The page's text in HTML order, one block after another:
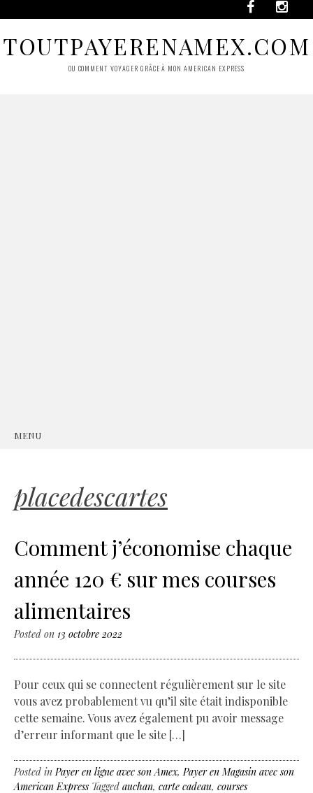
TOUTPAYERENAMEX.COM
OU COMMENT VOYAGER GRÂCE À MON AMERICAN EXPRESS
MENU
placedescartes
Comment j’économise chaque
année 120 € sur mes courses
alimentaires
Posted on 13 octobre 2022
Pour ceux qui se connectent régulièrement sur le site
vous avez probablement vu qu’il site était indisponible
cette semaine. Vous avez également pu avoir message
d’erreur informant que le site […]
Posted inPayer en ligne avec son Amex,Payer en Magasin avec son
American Express Tagged auchan, carte cadeau, courses